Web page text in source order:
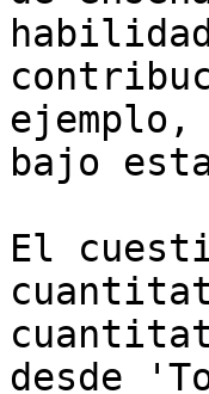
bajo
El
desde